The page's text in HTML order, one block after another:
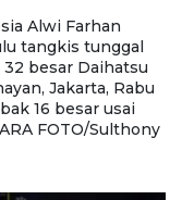
Alwi Farhan
tangkis tunggal
besar Daihatsu
Jakarta, Rabu
16 besar usai
FOTO/Sulthony